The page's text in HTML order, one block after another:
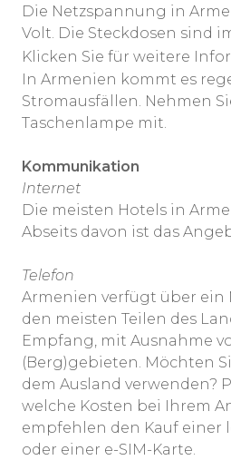
Die Netzspannung in
Volt. Die Steckdosen sind
Klicken Sie für weitere
In Armenien kommt es
Stromausfällen. Nehmen
Taschenlampe mit.
Kommunikation
Internet
Die meisten Hotels in
Abseits davon ist das
Telefon
Armenien verfügt über ein
den meisten Teilen des
Empfang, mit Ausnahme
(Berg)gebieten. Möchten
dem Ausland verwenden?
welche Kosten bei Ihrem
empfehlen den Kauf einer
oder einer e-SIM-Karte.